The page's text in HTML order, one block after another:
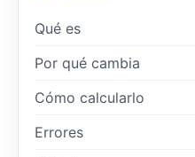
Qué es
Por qué cambia
Cómo calcularlo
Errores